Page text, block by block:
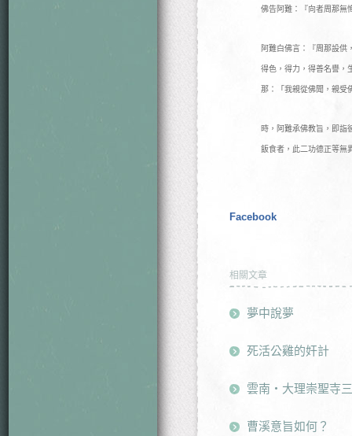
佛告阿難：『向者周那無
阿難白佛言：『周那設供
得色，得力，得善名譽，
那：「我親從佛聞，親受
時，阿難承佛教旨，即詣
飯食者，此二功德正等無
Facebook
相關文章
夢中說夢
死活公雞的奸計
雲南・大理崇聖寺
曹溪意旨如何？